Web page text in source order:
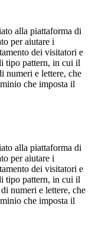
alla piattaforma di
per aiutare i
dei visitatori e
tipo pattern, in cui il
numeri e lettere, che
che imposta il
alla piattaforma di
per aiutare i
dei visitatori e
tipo pattern, in cui il
numeri e lettere, che
che imposta il